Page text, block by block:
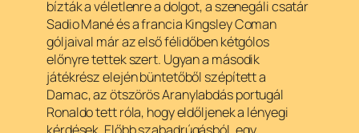
bízták a véletlenre a dolgot, a szenegáli csatár
Sadio Mané és a francia Kingsley Coman
góljaival már az első félidőben kétgólos
előnyre tettek szert. Ugyan a második
játékrész elején büntetőből szépített a
Damac, az ötszörös Aranylabdás portugál
Ronaldo tett róla, hogy eldőljenek a lényegi